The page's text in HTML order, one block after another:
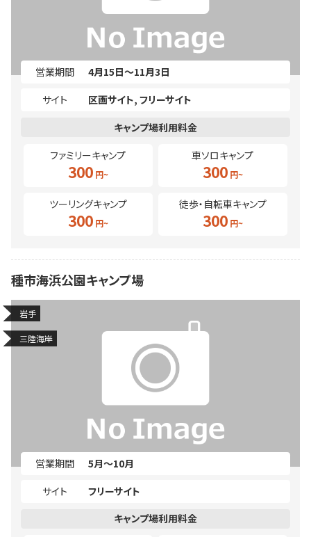
営業期間
4月15日～11月3日
サイト
区画サイト フリーサイト
ファミリーキャンプ
300
車ソロキャンプ
300
ツーリングキャンプ
300
徒歩・自転車キャンプ
300
種市海浜公園キャンプ場
岩手
三陸海岸
営業期間
5月～10月
サイト
フリーサイト